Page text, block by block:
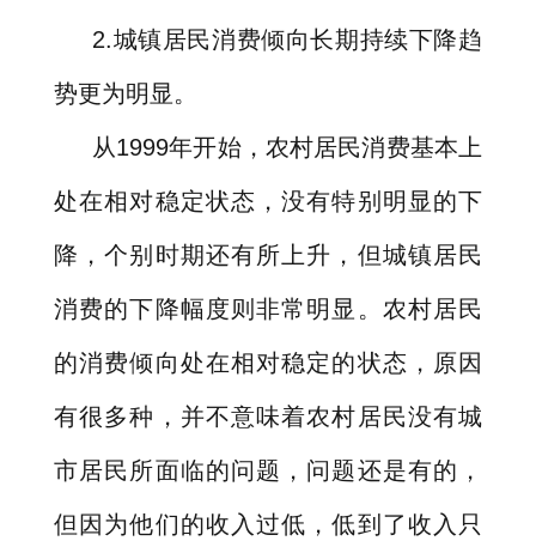
2.城镇居民消费倾向长期持续下降趋
势更为明显。
从1999年开始，农村居民消费基本上
处在相对稳定状态，没有特别明显的下
降，个别时期还有所上升，但城镇居民
消费的下降幅度则非常明显。农村居民
的消费倾向处在相对稳定的状态，原因
有很多种，并不意味着农村居民没有城
市居民所面临的问题，问题还是有的，
但因为他们的收入过低，低到了收入只